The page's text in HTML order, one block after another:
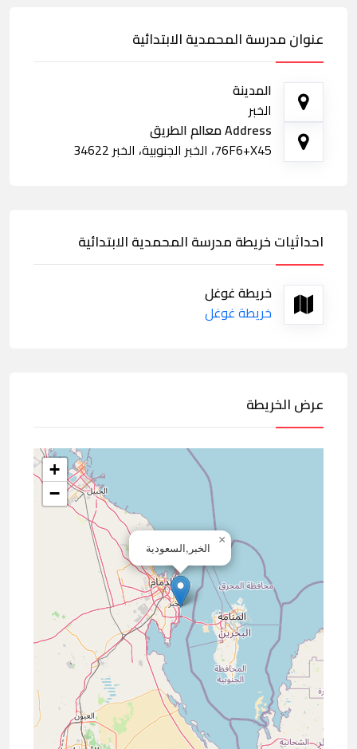
عنوان مدرسة المحمدية الابتدائية
المدينة
الخبر
Address معالم الطريق
76F6+X45، الخبر الجنوبية، الخبر 34622
احداثيات خريطة مدرسة المحمدية الابتدائية
خريطة غوغل
خريطة غوغل
عرض الخريطة
الخبر,السعودية
×
+
−